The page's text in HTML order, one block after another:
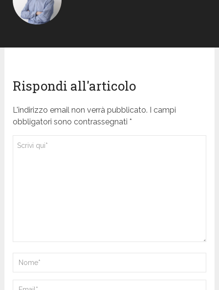
Rispondi all'articolo
L'indirizzo email non verrà pubblicato. I campi
obbligatori sono contrassegnati *